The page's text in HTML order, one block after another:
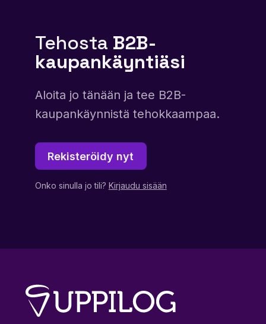
Tehosta B2B-
kaupankäyntiäsi
Aloita jo tänään ja tee B2B-
kaupankäynnistä tehokkaampaa.
Rekisteröidy nyt
Onko sinulla jo tili? Kirjaudu sisään